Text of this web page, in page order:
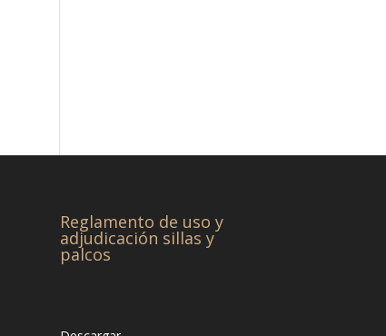
Reglamento de uso y
adjudicación sillas y
palcos